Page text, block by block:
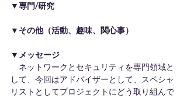
▼専門/研究
▼その他（活動、趣味、関心事）
▼メッセージ
ネットワークとセキュリティを専門領域と
して、今回はアドバイザーとして、スペシャ
リストとしてプロジェクトにどう取り組んで